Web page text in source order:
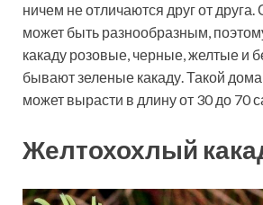
ничем не отличаются друг от
может быть разнообразным,
какаду розовые, черные, желтые и
бывают зеленые какаду. Такой
может вырасти в длину от 30 до 70
Желтохохлый